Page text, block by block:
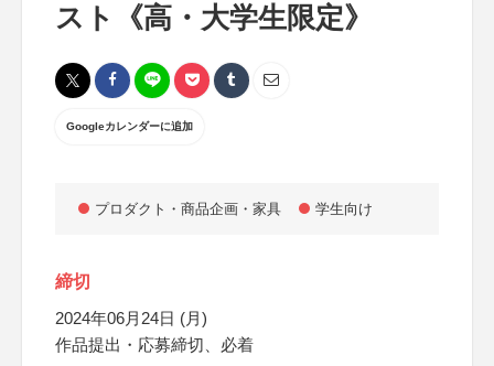
スト《高・大学生限定》
Googleカレンダーに追加
プロダクト・商品企画・家具 学生向け
締切
2024年06月24日 (月)
作品提出・応募締切、必着